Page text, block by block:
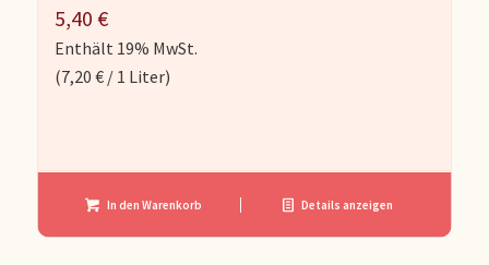
5,40 €
Enthält 19% MwSt.
(7,20 €/ 1 Liter)
In den Warenkorb Details anzeigen